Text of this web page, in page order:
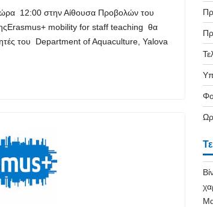
ώρα 12:00 στην Αίθουσα Προβολών του
mobility for staff teaching θα
του Department of Aquaculture, Yalova